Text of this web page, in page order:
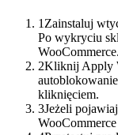
1 Zainstaluj
Po wykryciu
WooCommerce.
2Kliknij Apply
kliknięciem.
3Jeżeli